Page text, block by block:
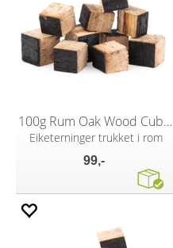
100g Rum Oak Wood Cubes
Eiketerninger trukket i rom
99,-